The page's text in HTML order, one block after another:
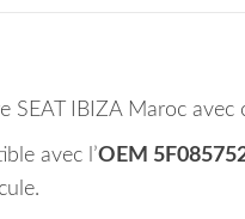
SEAT IBIZA Maroc
avec l’OEM